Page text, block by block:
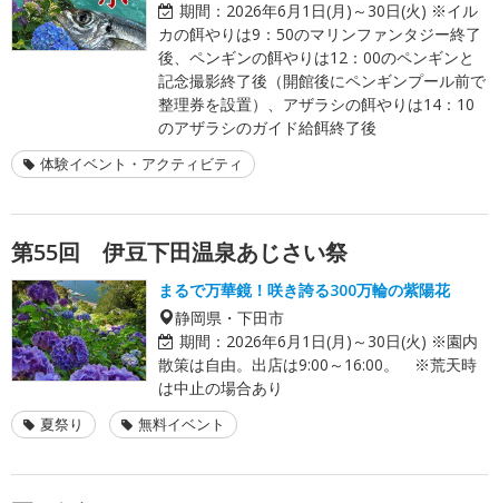
期間： 2026年6月1日(月)～30日(火) ※イル
カの餌やりは9：50のマリンファンタジー終了
後、ペンギンの餌やりは12：00のペンギンと
記念撮影終了後（開館後にペンギンプール前で
整理券を設置）、アザラシの餌やりは14：10
のアザラシのガイド給餌終了後
体験イベント・アクティビティ
第55回 伊豆下田温泉あじさい祭
まるで万華鏡！咲き誇る300万輪の紫陽花
静岡県・下田市
期間： 2026年6月1日(月)～30日(火) ※園内
散策は自由。出店は9:00～16:00。 ※荒天時
は中止の場合あり
夏祭り 無料イベント